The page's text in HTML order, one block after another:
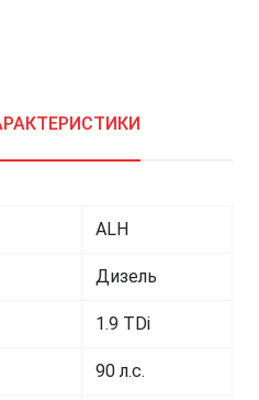
ALH
Дизель
1.9 TDi
90 л.с.